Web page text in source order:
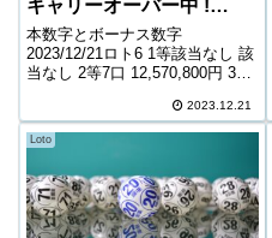
キャリーオーバー中 !
513,633,078円
本数字とボーナス数字
2023/12/21ロト6 1等該当なし 該
当なし 2等7口 12,570,800円 3等
10,000円 5等181,746口 1,000円
キャリーオーバー 513,6...
2023.12.21
Loto